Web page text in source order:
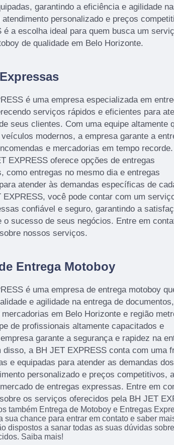
garantindo a eficiência e agilidade
personalizado e preços
é a escolha ideal para quem busca um
de qualidade em Belo Horizonte.
é uma empresa especializada em
serviços rápidos e eficientes para
seus clientes. Com uma equipe altamente
modernos, a empresa garante a
e mercadorias em tempo
EXPRESS oferece opções de entregas
como entregas no mesmo dia e entregas
atender às demandas específicas de
EXPRESS, você pode contar com um
confiável e seguro, garantindo a
o sucesso de seus negócios. Entre em
nossos serviços.
Entrega Motoboy
é uma empresa de entrega motoboy
e agilidade na entrega de documentos,
em Belo Horizonte e região
de profissionais altamente capacitados e
garante a segurança e rapidez na
disso, a BH JET EXPRESS conta com uma
e equipadas para atender as demandas
personalizado e preços competitivos,
de entregas expressas. Entre em
os serviços oferecidos pela BH JET
também Entrega de Motoboy e Entregas
sua chance para entrar em contato e saber
dispostos a sanar todas as suas dúvidas
Saiba mais!